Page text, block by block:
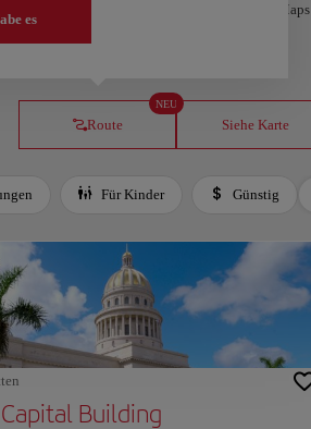
– in nur zwei Schritten und direkt in Google Maps
Route
NEU
es
Siehe Karte
Für Kinder Günstig
Building